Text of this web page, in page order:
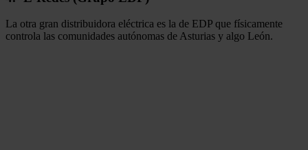
La otra gran distribuidora eléctrica es la de EDP que físicamente
controla las comunidades autónomas de Asturias y algo León.